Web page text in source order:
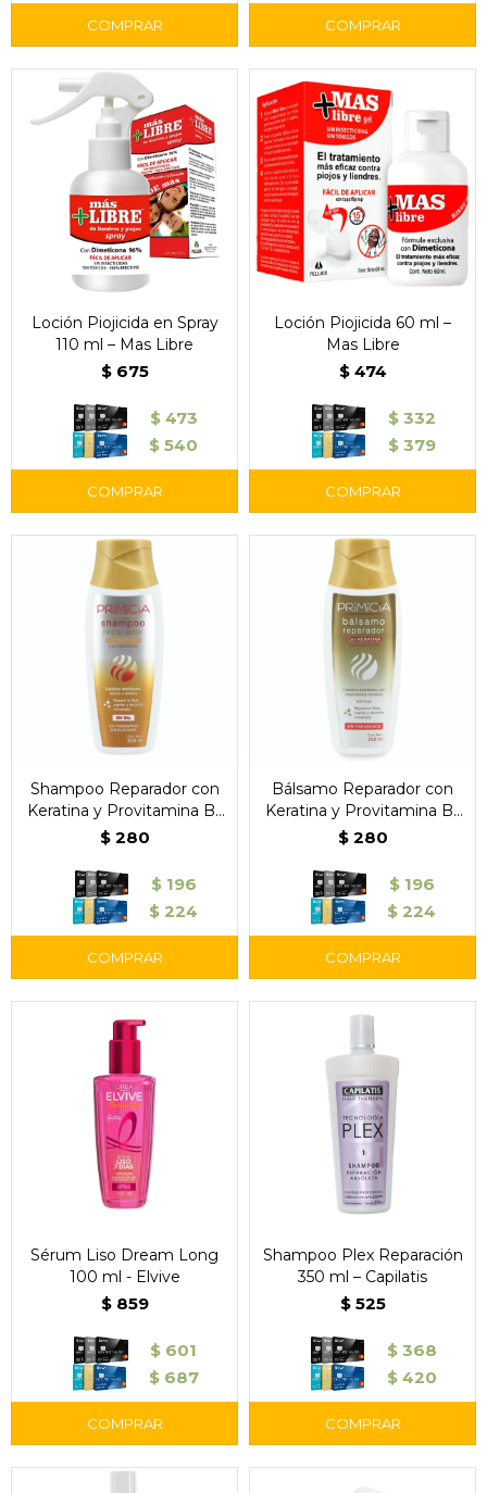
Loción Piojicida en Spray
110 ml – Mas Libre
$ 675
$ 473
$ 540
Loción Piojicida 60 ml –
Mas Libre
$ 474
$ 332
$ 379
Shampoo Reparador con
Keratina y Provitamina B5
– Primicia
$ 280
$ 196
$ 224
Bálsamo Reparador con
Keratina y Provitamina B5
– Primicia
$ 280
$ 196
$ 224
Sérum Liso Dream Long
100 ml - Elvive
$ 859
$ 601
$ 687
Shampoo Plex Reparación
350 ml – Capilatis
$ 525
$ 368
$ 420